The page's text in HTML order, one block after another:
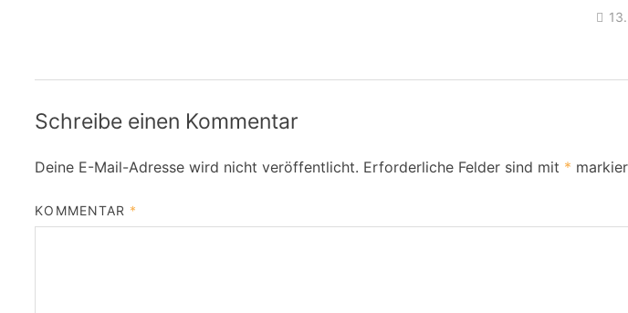
Schreibe einen Kommentar
Deine E-Mail-Adresse wird nicht veröffentlicht. Erforderliche Felder sind mit *
KOMMENTAR *